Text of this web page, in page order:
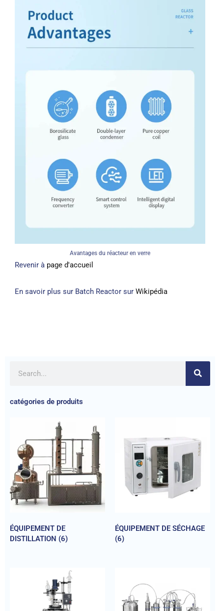
Avantages du réacteur en verre
Revenir à page d'accueil
En savoir plus sur Batch Reactor sur Wikipédia
catégories de produits
ÉQUIPEMENT DE
DISTILLATION (6)
ÉQUIPEMENT DE SÉCHAGE
(6)